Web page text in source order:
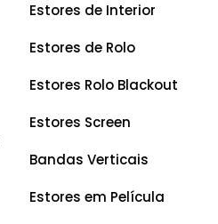
Estores de Interior
Estores de Rolo
Estores Rolo Blackout
Estores Screen
Bandas Verticais
Estores em Película